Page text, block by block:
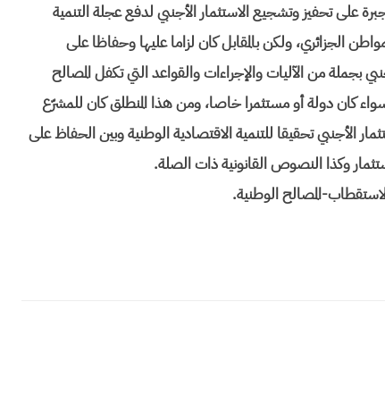
على تحفيز وتشجيع الاستثمار الأجنبي لدفع عجلة التنمية
الجزائري، ولكن بالمقابل كان لزاما عليها وحفاظا على
بجملة من الآليات والإجراءات والقواعد التي تكفل المصالح
كان دولة أو مستثمرا خاصا، ومن هذا المنطلق كان للمشرّع
الأجنبي تحقيقا للتنمية الاقتصادية الوطنية وبين الحفاظ على
وكذا النصوص القانونية ذات الصلة.
المصالح الوطنية.